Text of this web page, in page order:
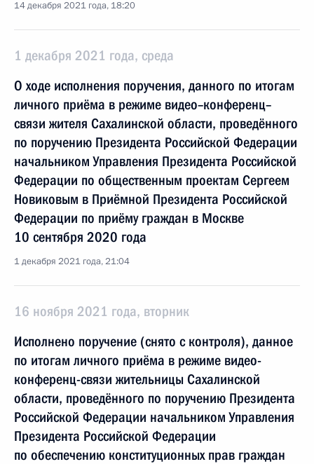
14 декабря 2021 года, 18:20
1 декабря 2021 года, среда
О ходе исполнения поручения, данного по итогам
личного приёма в режиме видео–конференц–
связи жителя Сахалинской области, проведённого
по поручению Президента Российской Федерации
начальником Управления Президента Российской
Федерации по общественным проектам Сергеем
Новиковым в Приёмной Президента Российской
Федерации по приёму граждан в Москве
10 сентября 2020 года
1 декабря 2021 года, 21:04
16 ноября 2021 года, вторник
Исполнено поручение (снято с контроля), данное
по итогам личного приёма в режиме видео-
конференц-связи жительницы Сахалинской
области, проведённого по поручению Президента
Российской Федерации начальником Управления
Президента Российской Федерации
по обеспечению конституционных прав граждан